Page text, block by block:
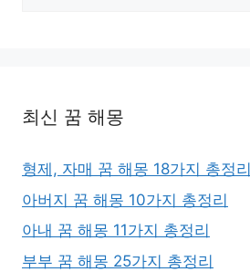
최신 꿈 해몽
형제, 자매 꿈 해몽 18가지 총정리
아버지 꿈 해몽 10가지 총정리
아내 꿈 해몽 11가지 총정리
부부 꿈 해몽 25가지 총정리